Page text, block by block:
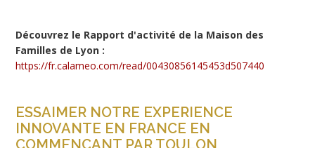
Découvrez le Rapport d'activité de la Maison des
Familles de Lyon :
https://fr.calameo.com/read/00430856145453d507440
ESSAIMER NOTRE EXPERIENCE
INNOVANTE EN FRANCE EN
COMMENCANT PAR TOULON